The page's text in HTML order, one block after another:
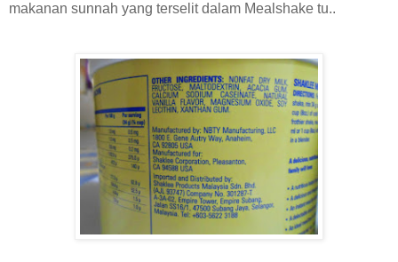
makanan sunnah yang terselit dalam Mealshake tu..